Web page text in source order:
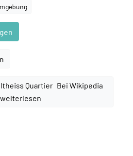
Bei Wikipedia
weiterlesen